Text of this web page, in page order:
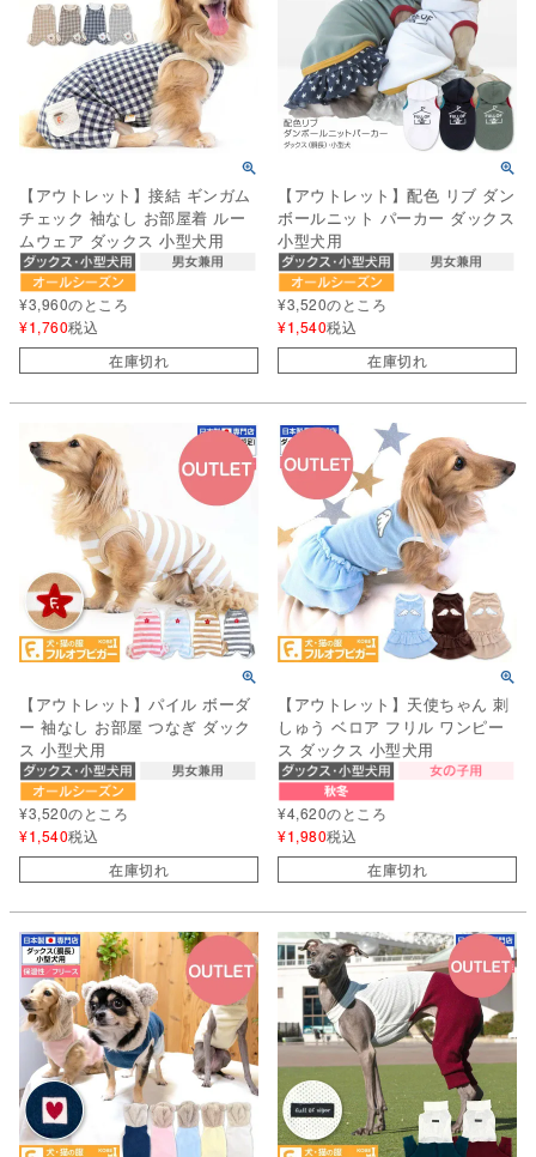
【アウトレット】接結 ギンガム
チェック 袖なし お部屋着 ルー
ムウェア ダックス 小型犬用
¥3,960のところ
¥1,760税込
在庫切れ
【アウトレット】配色 リブ ダン
ボールニット パーカー ダックス
小型犬用
¥3,520のところ
¥1,540税込
在庫切れ
【アウトレット】パイル ボーダ
ー 袖なし お部屋 つなぎ ダック
ス 小型犬用
¥3,520のところ
¥1,540税込
在庫切れ
【アウトレット】天使ちゃん 刺
しゅう ベロア フリル ワンピー
ス ダックス 小型犬用
¥4,620のところ
¥1,980税込
在庫切れ